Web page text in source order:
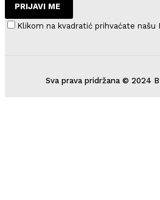
PRIJAVI ME
Klikom na kvadratić prihvaćate
Sva prava pridržana © 2024